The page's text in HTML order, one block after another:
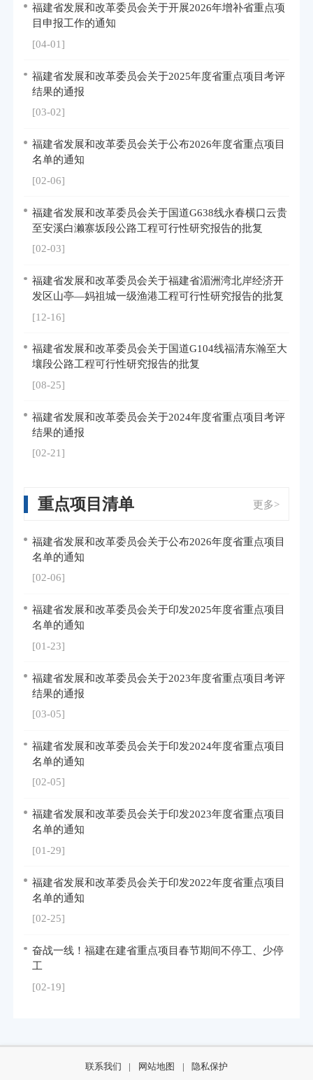
福建省发展和改革委员会关于开展2026年增补省重点项
目申报工作的通知
[04-01]
福建省发展和改革委员会关于2025年度省重点项目考评
结果的通报
[03-02]
福建省发展和改革委员会关于公布2026年度省重点项目
名单的通知
[02-06]
福建省发展和改革委员会关于国道G638线永春横口云贵
至安溪白濑寨坂段公路工程可行性研究报告的批复
[02-03]
福建省发展和改革委员会关于福建省湄洲湾北岸经济开
发区山亭—妈祖城一级渔港工程可行性研究报告的批复
[12-16]
福建省发展和改革委员会关于国道G104线福清东瀚至大
壤段公路工程可行性研究报告的批复
[08-25]
福建省发展和改革委员会关于2024年度省重点项目考评
结果的通报
[02-21]
重点项目清单 更多>
福建省发展和改革委员会关于公布2026年度省重点项目
名单的通知
[02-06]
福建省发展和改革委员会关于印发2025年度省重点项目
名单的通知
[01-23]
福建省发展和改革委员会关于2023年度省重点项目考评
结果的通报
[03-05]
福建省发展和改革委员会关于印发2024年度省重点项目
名单的通知
[02-05]
福建省发展和改革委员会关于印发2023年度省重点项目
名单的通知
[01-29]
福建省发展和改革委员会关于印发2022年度省重点项目
名单的通知
[02-25]
奋战一线！福建在建省重点项目春节期间不停工、少停
工
[02-19]
联系我们 | 网站地图 |
隐私保护